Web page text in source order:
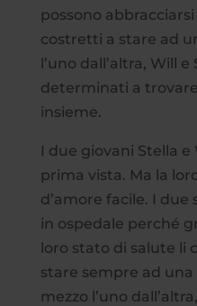
possono
costretti a stare ad
l’uno dall’altra, Will e
determinati a
insieme.
I due giovani Stella
prima vista. Ma la
d’amore facile. I
in ospedale perché
loro stato di salute li
stare sempre ad
mezzo l’uno